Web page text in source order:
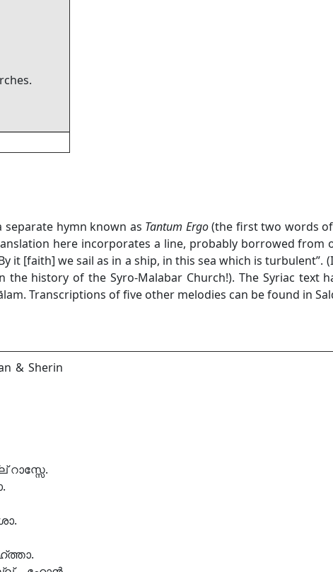
separate hymn known as Tantum Ergo(the first two words
here incorporates a line, probably borrowed from
it [faith] we sail as in a ship, in this sea which is turbulent”.
history of the Syro-Malabar Church!). The Syriac text
Transcriptions of five other melodies can be found in
& Sherin